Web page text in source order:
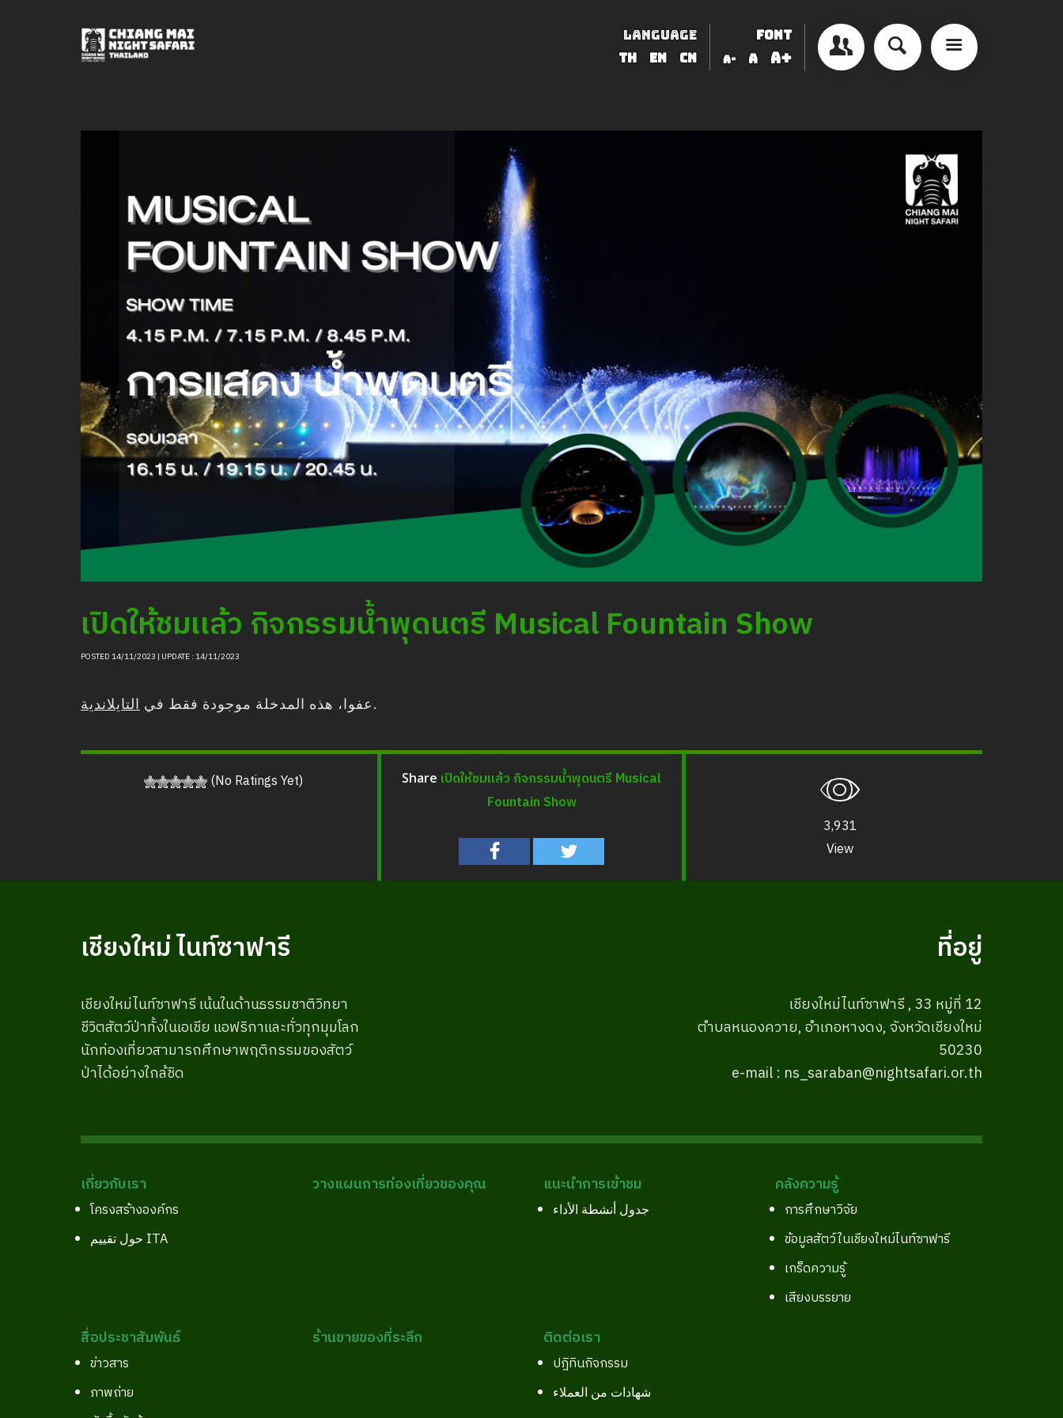
FONT
A- A A+
LANGUAGE
TH
EN CN
ข้อมูลสัตว์ในเชียงใหม่ไนท์ซาฟารี
شراء
เปิดให้ชมเเล้ว กิจกรรมน้ำพุดนตรี Musical Fountain Show
POSTED 14/11/2023 | UPDATE : 14/11/2023
عفوا، هذه المدخلة موجودة فقط في التايلاندية .
(No Ratings Yet) Share เปิดให้ชมเเล้ว กิจกรรมน้ำพุดนตรี Musical
Fountain Show
3,931
View
เชียงใหม่ ไนท์ซาฟารี
เชียงใหม่ไนท์ซาฟารี เน้นในด้านธรรมชาติวิทยา
ชีวิตสัตว์ป่าทั้งในเอเชีย แอฟริกาและทั่วทุกมุมโลก
นักท่องเที่ยวสามารถศึกษาพฤติกรรมของสัตว์
ป่าได้อย่างใกล้ชิด
ที่อยู่
เชียงใหม่ไนท์ซาฟารี , 33 หมู่ที่ 12
ตำบลหนองควาย, อำเภอหางดง, จังหวัดเชียงใหม่
50230
e-mail : ns_saraban@nightsafari.or.th
เกี่ยวกับเรา
โครงสร้างองค์กร
حول تقييم ITA
วางแผนการท่องเที่ยวของคุณ แนะนำการเข้าชม
جدول أنشطة الأداء
คลังความรู้
การศึกษาวิจัย
ข้อมูลสัตว์ในเชียงใหม่ไนท์ซาฟารี
เกร็ดความรู้
เสียงบรรยาย
สื่อประชาสัมพันธ์
ข่าวสาร
ภาพถ่าย
ร้านขายของที่ระลึก ติดต่อเรา
ปฎิทินกิจกรรม
شهادات من العملاء